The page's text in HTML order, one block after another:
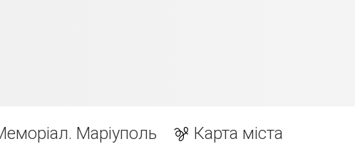
Маріуполь Карта міста